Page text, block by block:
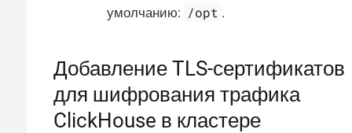
умолчанию: /opt .
Добавление TLS-сертификатов
для шифрования трафика
ClickHouse в кластере